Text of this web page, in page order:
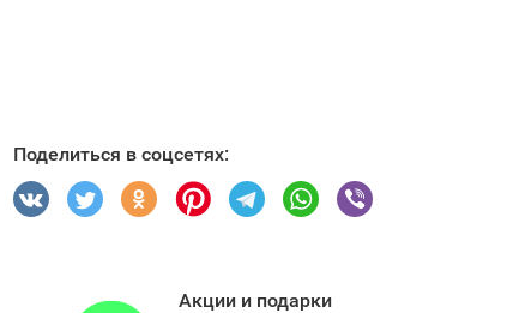
Поделиться в соцсетях:
Акции и подарки